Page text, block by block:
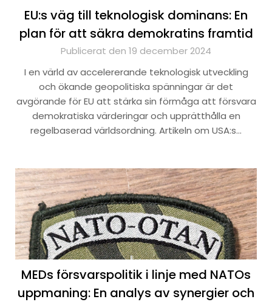
EU:s väg till teknologisk dominans: En
plan för att säkra demokratins framtid
Publicerat den 19 december 2024
I en värld av accelererande teknologisk utveckling
och ökande geopolitiska spänningar är det
avgörande för EU att stärka sin förmåga att försvara
demokratiska värderingar och upprätthålla en
regelbaserad världsordning. Artikeln om USA:s…
MEDs försvarspolitik i linje med NATOs
uppmaning: En analys av synergier och